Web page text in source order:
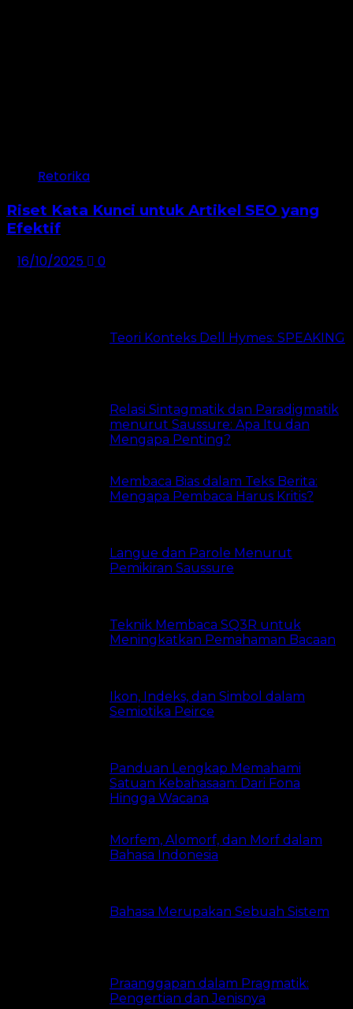
Retorika
Riset Kata Kunci untuk Artikel SEO yang
Efektif
16/10/2025
0
Teori Konteks Dell Hymes: SPEAKING
Relasi Sintagmatik dan Paradigmatik
menurut Saussure: Apa Itu dan
Mengapa Penting?
Membaca Bias dalam Teks Berita:
Mengapa Pembaca Harus Kritis?
Langue dan Parole Menurut
Pemikiran Saussure
Teknik Membaca SQ3R untuk
Meningkatkan Pemahaman Bacaan
Ikon, Indeks, dan Simbol dalam
Semiotika Peirce
Panduan Lengkap Memahami
Satuan Kebahasaan: Dari Fona
Hingga Wacana
Morfem, Alomorf, dan Morf dalam
Bahasa Indonesia
Bahasa Merupakan Sebuah Sistem
Praanggapan dalam Pragmatik:
Pengertian dan Jenisnya